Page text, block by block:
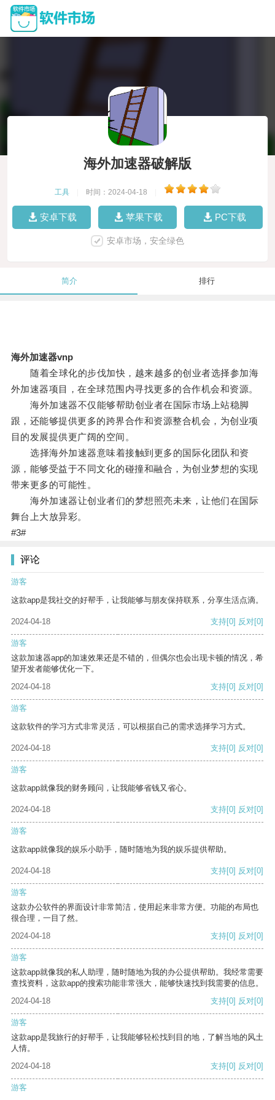
海外加速器破解版
工具 时间：2024-04-18
安卓下载 苹果下载 PC下载
安卓市场，安全绿色
简介 排行
海外加速器vnp
随着全球化的步伐加快，越来越多的创业者选择参加海
外加速器项目，在全球范围内寻找更多的合作机会和资源。
海外加速器不仅能够帮助创业者在国际市场上站稳脚
跟，还能够提供更多的跨界合作和资源整合机会，为创业项
目的发展提供更广阔的空间。
选择海外加速器意味着接触到更多的国际化团队和资
源，能够受益于不同文化的碰撞和融合，为创业梦想的实现
带来更多的可能性。
海外加速器让创业者们的梦想照亮未来，让他们在国际
舞台上大放异彩。
#3#
评论
游客
这款app是我社交的好帮手，让我能够与朋友保持联系，分享生活点滴。
2024-04-18 支持[0] 反对[0]
游客
这款加速器app的加速效果还是不错的，但偶尔也会出现卡顿的情况，希
望开发者能够优化一下。
2024-04-18
支持[0] 反对[0]
游客
这款软件的学习方式非常灵活，可以根据自己的需求选择学习方式。
2024-04-18 支持[0] 反对[0]
游客
这款app就像我的财务顾问，让我能够省钱又省心。
2024-04-18 支持[0] 反对[0]
游客
这款app就像我的娱乐小助手，随时随地为我的娱乐提供帮助。
2024-04-18 支持[0] 反对[0]
游客
这款办公软件的界面设计非常简洁，使用起来非常方便。功能的布局也
很合理，一目了然。
2024-04-18
支持[0] 反对[0]
游客
这款app就像我的私人助理，随时随地为我的办公提供帮助。我经常需要
查找资料，这款app的搜索功能非常强大，能够快速找到我需要的信息。
2024-04-18
支持[0] 反对[0]
游客
这款app是我旅行的好帮手，让我能够轻松找到目的地，了解当地的风土
人情。
2024-04-18
支持[0] 反对[0]
游客